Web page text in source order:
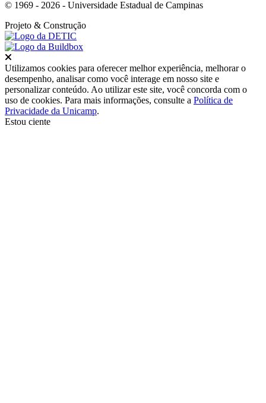
© 1969 - 2026 - Universidade Estadual de Campinas
Projeto & Construção
Utilizamos cookies para oferecer melhor experiência, melhorar o
desempenho, analisar como você interage em nosso site e
personalizar conteúdo. Ao utilizar este site, você concorda com o
uso de cookies. Para mais informações, consulte a Política de
Privacidade da Unicamp.
Estou ciente